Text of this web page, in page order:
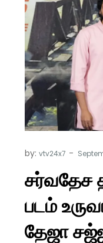
by:vtv24x7
சர்வதேச
படம்
தேஜா